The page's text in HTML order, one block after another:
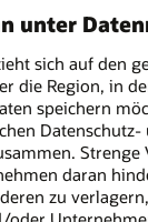
unter
sich auf den
die Region, in
speichern
Datenschutz-
daran
zu